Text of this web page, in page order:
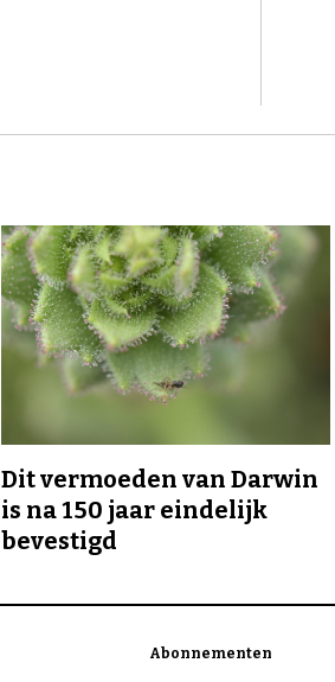
Dit vermoeden van Darwin
is na 150 jaar eindelijk
bevestigd
Abonnementen